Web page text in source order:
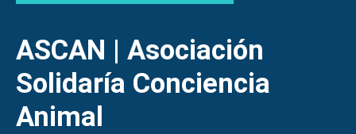
ASCAN | Asociación
Solidaría Conciencia
Animal